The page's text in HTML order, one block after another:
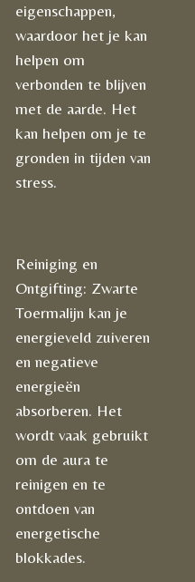
eigenschappen,
waardoor het je kan
helpen om
verbonden te blijven
met de aarde. Het
kan helpen om je te
gronden in tijden van
stress.
Reiniging en
Ontgifting: Zwarte
Toermalijn kan je
energieveld zuiveren
en negatieve
energieën
absorberen. Het
wordt vaak gebruikt
om de aura te
reinigen en te
ontdoen van
energetische
blokkades.